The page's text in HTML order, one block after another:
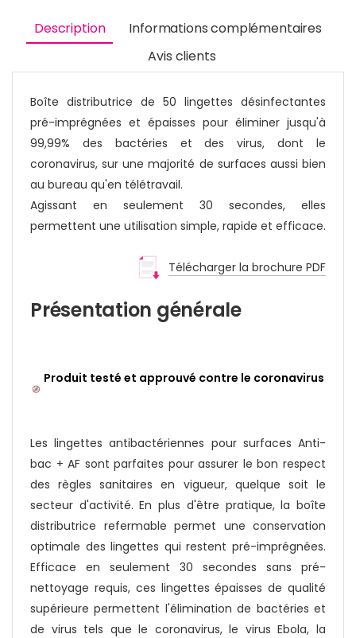
Description
Informations complémentaires
Avis clients
Boîte distributrice de 50 lingettes désinfectantes
pré-imprégnées et épaisses pour éliminer jusqu'à
99,99% des bactéries et des virus, dont le
coronavirus, sur une majorité de surfaces aussi bien
au bureau qu'en télétravail.
Agissant en seulement 30 secondes, elles
permettent une utilisation simple, rapide et efficace.
Télécharger la brochure PDF
Présentation générale
Produit testé et approuvé contre le coronavirus
Les lingettes antibactériennes pour surfaces Anti-
bac + AF sont parfaites pour assurer le bon respect
des règles sanitaires en vigueur, quelque soit le
secteur d'activité. En plus d'être pratique, la boîte
distributrice refermable permet une conservation
optimale des lingettes qui restent pré-imprégnées.
Efficace en seulement 30 secondes sans pré-
nettoyage requis, ces lingettes épaisses de qualité
supérieure permettent l'élimination de bactéries et
de virus tels que le coronavirus, le virus Ebola, la